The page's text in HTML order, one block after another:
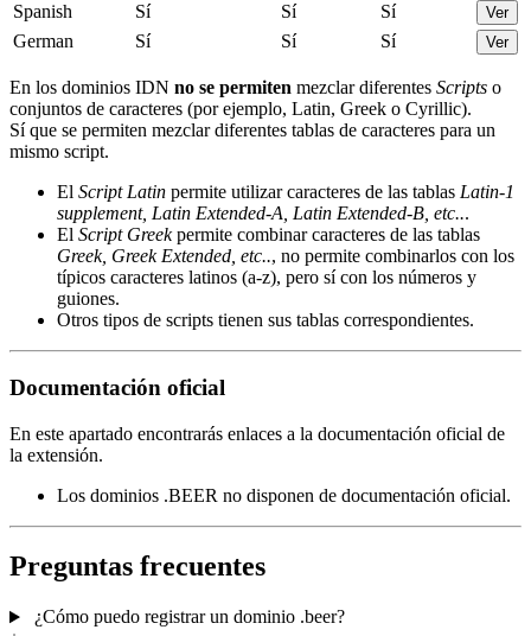
Spanish
Sí Sí Sí Ver
German Sí Sí Sí Ver
En los dominios IDN no se permiten mezclar diferentes Scripts o
conjuntos de caracteres (por ejemplo, Latin, Greek o Cyrillic).
Sí que se permiten mezclar diferentes tablas de caracteres para un
mismo script.
El Script Latin permite utilizar caracteres de las tablas Latin-1
supplement, Latin Extended-A, Latin Extended-B, etc...
El Script Greekpermite combinar caracteres de las tablas
Greek, Greek Extended, etc.., no permite combinarlos con los
típicos caracteres latinos (a-z), pero sí con los números y
guiones.
Otros tipos de scripts tienen sus tablas correspondientes.
Documentación oficial
En este apartado encontrarás enlaces a la documentación oficial de
la extensión.
Los dominios .BEER no disponen de documentación oficial.
Preguntas frecuentes
¿Cómo puedo registrar un dominio .beer?